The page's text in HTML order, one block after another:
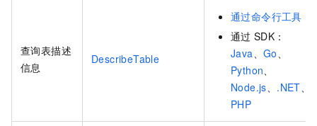
查询表描述
信息
DescribeTable
通过命令行工具
通过 SDK：
Java 、Go
Python
Node.js
.NET
PHP